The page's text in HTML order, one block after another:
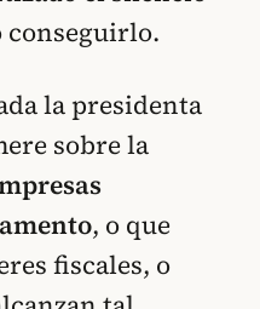
conseguirlo.
la presidenta
sobre la
, o que
fiscales, o